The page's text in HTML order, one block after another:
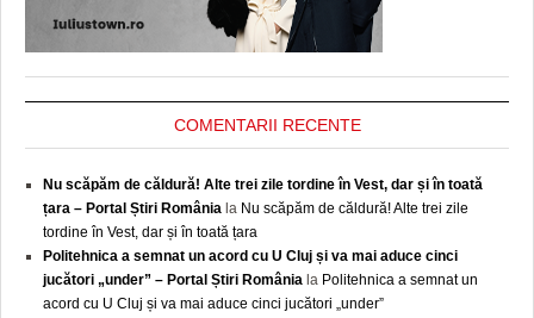
COMENTARII RECENTE
Nu scăpăm de căldură! Alte trei zile tordine în Vest, dar și în toată
țara – Portal Știri România la Nu scăpăm de căldură! Alte trei zile
tordine în Vest, dar și în toată țara
Politehnica a semnat un acord cu U Cluj și va mai aduce cinci
jucători „under” – Portal Știri România la Politehnica a semnat un
acord cu U Cluj și va mai aduce cinci jucători „under”